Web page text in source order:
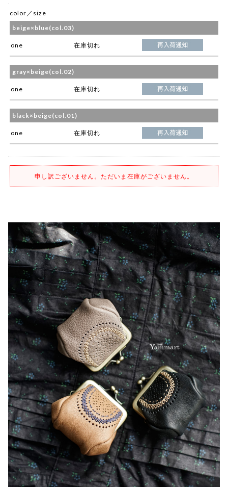
color／size
beige×blue(col.03)
one 在庫切れ
gray×beige(col.02)
one 在庫切れ
black×beige(col.01)
one 在庫切れ
申し訳ございません。ただいま在庫がございません。